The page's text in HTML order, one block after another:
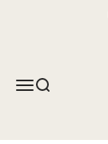
MenüSuche